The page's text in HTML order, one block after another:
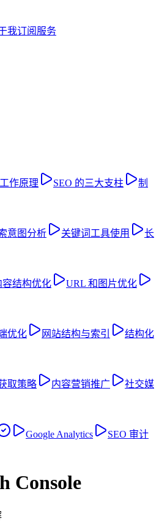
我订阅服务
作原理 SEO 的三大支柱
制
意图分析 关键词工具使用
长
容结构优化
URL 和图片优化
优化 网站结构与索引
结构化
取策略 内容营销推广
社交媒
Google Analytics
SEO 审计
Console